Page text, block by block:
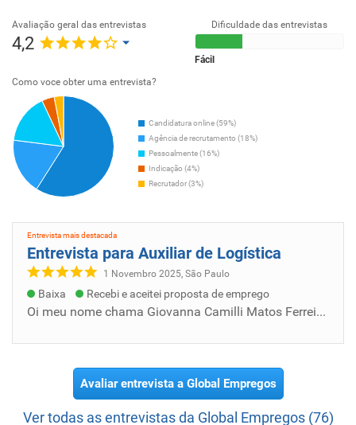
Avaliação geral das entrevistas
4,2
Dificuldade das entrevistas
Fácil
Como voce obter uma entrevista?
Candidatura online (59%)
Agência de recrutamento (18%)
Pessoalmente (16%)
Indicação (4%)
Recrutador (3%)
Entrevista mais destacada
Entrevista para Auxiliar de Logística
1 Novembro 2025, São Paulo
Baixa Recebi e aceitei proposta de emprego
Oi meu nome chama Giovanna Camilli Matos Ferreira, tenho 2 filhos, moro de aluguel e sou mãe solo. Gostaria muito de participar da Empresa S...
Avaliar entrevista a Global Empregos
Ver todas as entrevistas da Global Empregos (76)